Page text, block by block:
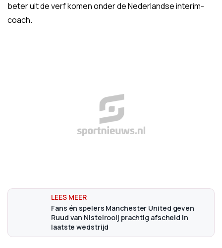
beter uit de verf komen onder de Nederlandse interim-
coach.
Fans én spelers Manchester United geven
Ruud van Nistelrooij prachtig afscheid in
laatste wedstrijd